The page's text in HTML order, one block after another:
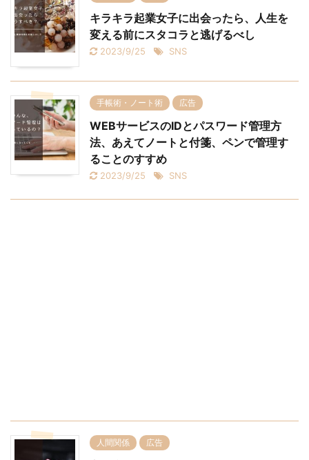
キラキラ起業女子に出会ったら、人生を
変える前にスタコラと逃げるべし
2023/9/25 SNS
手帳術・ノート術 広告
WEBサービスのIDとパスワード管理方
法、あえてノートと付箋、ペンで管理す
ることのすすめ
2023/9/25 SNS
人間関係 広告